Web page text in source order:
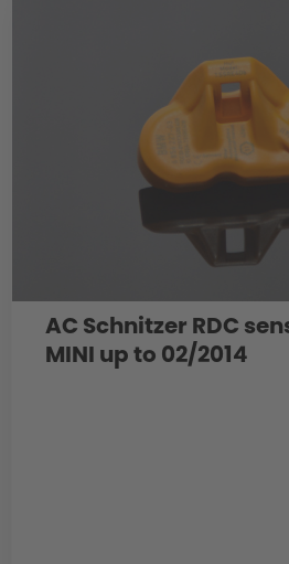
AC Schnitzer RDC
MINI up to 02/2014